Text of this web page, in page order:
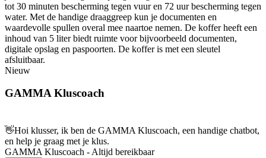
tot 30 minuten bescherming tegen vuur en 72 uur bescherming tegen
water. Met de handige draaggreep kun je documenten en
waardevolle spullen overal mee naartoe nemen. De koffer heeft een
inhoud van 5 liter biedt ruimte voor bijvoorbeeld documenten,
digitale opslag en paspoorten. De koffer is met een sleutel
afsluitbaar.
Nieuw
GAMMA Kluscoach
👋Hoi klusser, ik ben de GAMMA Kluscoach, een handige chatbot,
en help je graag met je klus.
GAMMA Kluscoach - Altijd bereikbaar